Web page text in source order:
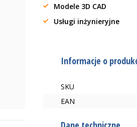
Modele 3D CAD
Usługi inżynieryjne
Informacje o
SKU
EAN